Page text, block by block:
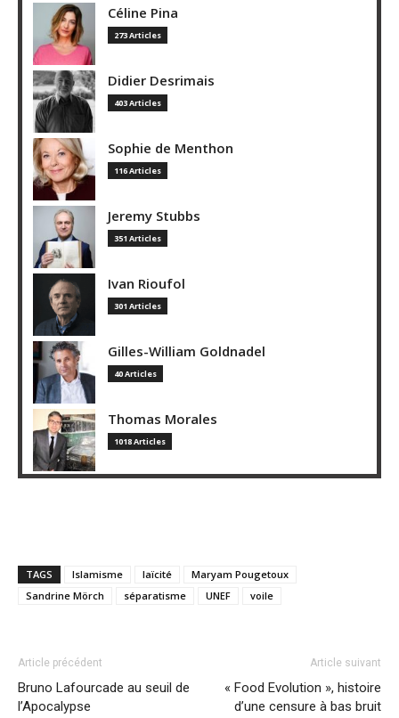
Céline Pina
273 Articles
Didier Desrimais
403 Articles
Sophie de Menthon
116 Articles
Jeremy Stubbs
351 Articles
Ivan Rioufol
301 Articles
Gilles-William Goldnadel
40 Articles
Thomas Morales
1018 Articles
TAGS Islamisme laïcité
Maryam Pougetoux
Sandrine Mörch
séparatisme UNEF voile
Article précédent
Bruno Lafourcade au seuil de
l’Apocalypse
Article suivant
« Food Evolution », histoire
d’une censure à bas bruit